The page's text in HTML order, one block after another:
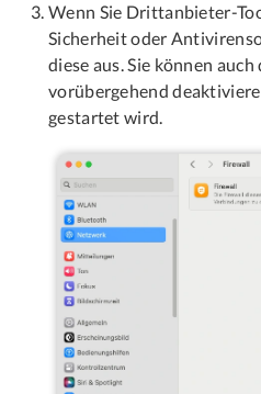
Wenn Sie Drittanbieter-
Sicherheit oder
diese aus. Sie können
vorübergehend
gestartet wird.